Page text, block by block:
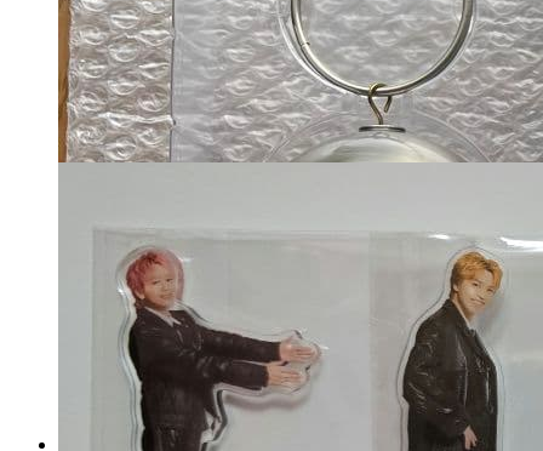
封品
マイストア在庫： 41
税込
2,520円
カートに入れる